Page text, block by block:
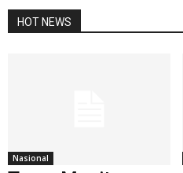
HOT NEWS
Nasional